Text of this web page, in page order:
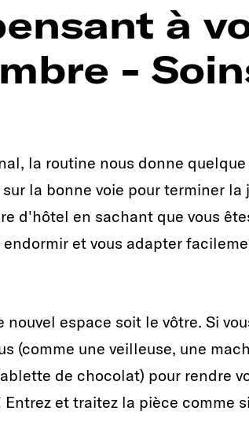
à
-
la routine nous donne quelque
la bonne voie pour terminer la
d'hôtel en sachant que vous
et vous adapter
espace soit le vôtre. Si
(comme une veilleuse, une
de chocolat) pour rendre
et traitez la pièce comme